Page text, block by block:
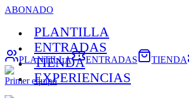
ABONADO
PLANTILLA
ENTRADAS
TIENDA
EXPERIENCIAS
PLANTILLA ENTRADAS TIENDA
Primer equipo